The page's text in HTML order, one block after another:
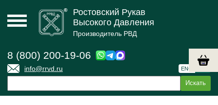
Ростовский Рукав
Высокого Давления
Производитель РВД
8 (800) 200-19-06
info@rrvd.ru ENG